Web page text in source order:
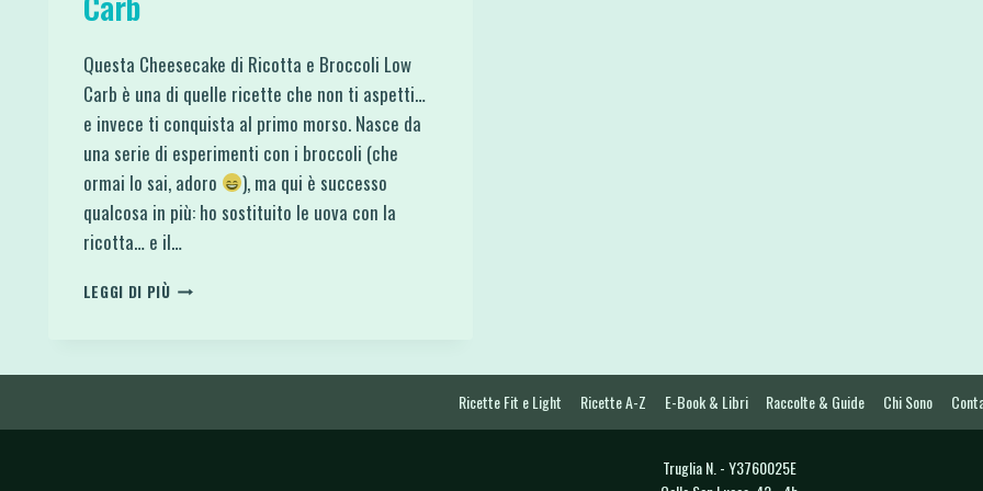
Questa Cheesecake di Ricotta e Broccoli Low
Carb è una di quelle ricette che non ti aspetti…
e invece ti conquista al primo morso. Nasce da
una serie di esperimenti con i broccoli (che
ormai lo sai, adoro
), ma qui è successo
qualcosa in più: ho sostituito le uova con la
ricotta… e il…
LEGGI DI PIÙCHEESECAKE
BROCCOLI
Ricette Fit e Light Ricette A-Z E-Book & Libri Raccolte & Guide Chi Sono
Truglia N. - Y3760025E